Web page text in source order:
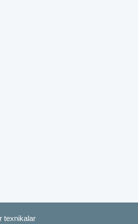
texnikalar